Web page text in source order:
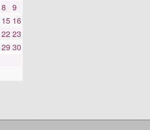
8
9
15 16
2223
29 30